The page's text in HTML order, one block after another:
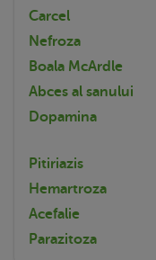
Carcel
Nefroza
Boala McArdle
Abces al sanului
Dopamina
Pitiriazis
Hemartroza
Acefalie
Parazitoza